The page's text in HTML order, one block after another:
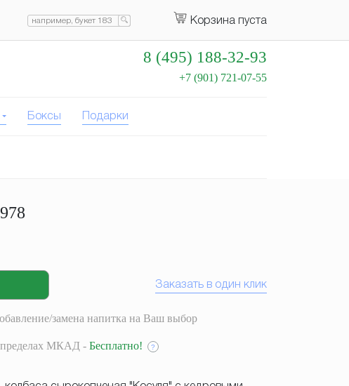
Корзина пуста
8 (495) 188-32-93
+7 (901) 721-07-55
Боксы Подарки
Заказать в один клик
замена напитка на Ваш выбор
МКАД - Бесплатно! ?